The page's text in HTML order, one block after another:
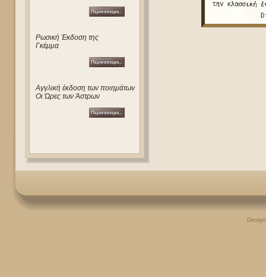
Ρωσική Έκδοση της
Γκέμμα
Αγγλική έκδοση των ποιημάτων
Οι Ώρες των Άστρων